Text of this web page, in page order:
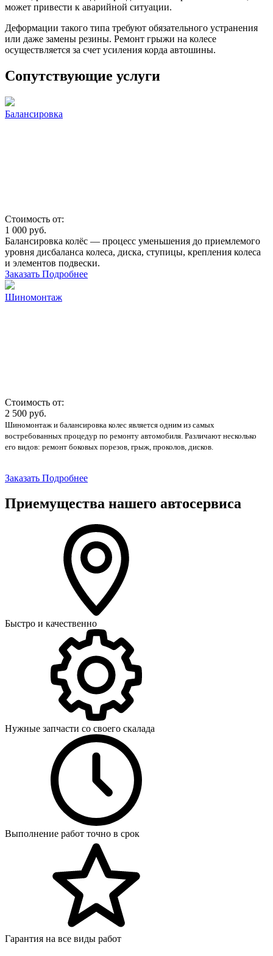
может привести к аварийной ситуации.
Деформации такого типа требуют обязательного устранения
или даже замены резины. Ремонт грыжи на колесе
осуществляется за счет усиления корда автошины.
Сопутствующие услуги
Балансировка
Стоимость от:
1 000 руб.
Балансировка колёс — процесс уменьшения до приемлемого
уровня дисбаланса колеса, диска, ступицы, крепления колеса
и элементов подвески.
Заказать Подробнее
Шиномонтаж
Стоимость от:
2 500 руб.
Шиномонтаж и балансировка колес является одним из самых
востребованных процедур по ремонту автомобиля. Различают несколько
его видов: ремонт боковых порезов, грыж, проколов, дисков
Заказать Подробнее
Приемущества нашего автосервиса
Быстро и качественно
Нужные запчасти со своего скалада
Выполнение работ точно в срок
Гарантия на все виды работ